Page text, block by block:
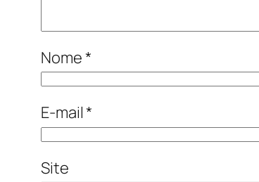
Nome*
E-mail*
Site